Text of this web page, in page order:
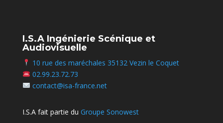
I.S.A Ingénierie Scénique et
Audiovisuelle
10 rue des maréchales 35132 Vezin le Coquet
02.99.23.72.73
contact@isa-france.net
I.S.A fait partie du Groupe Sonowest